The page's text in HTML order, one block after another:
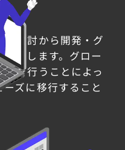
検討から開発・グ
トします。グロー
を行うことによっ
ズに移行すること